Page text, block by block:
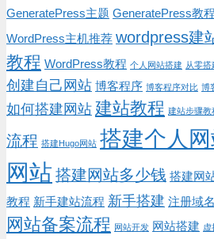
GeneratePress主题 GeneratePress教程
WordPress主机推荐 wordpress建
教程 WordPress教程 个人网站搭建 从零
创建自己网站 博客程序 博客程序对比 博
如何搭建网站 建站教程 建站步骤教
流程 搭建Hugo网站 搭建个人
网站 搭建网站多少钱 搭建网
教程 新手建站流程 新手搭建 注册域名
网站备案流程 网站开发 网站搭建 虚